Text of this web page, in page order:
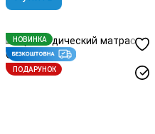
НОВИНКА
ПОДАРУНОК